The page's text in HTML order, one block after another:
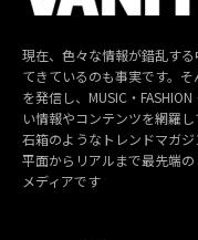
現在、色々な情報が錯乱す
てきているのも事実です。
を発信し、MUSIC・
い情報やコンテンツを網羅
石箱のようなトレンドマガ
平面からリアルまで最先端
メディアです